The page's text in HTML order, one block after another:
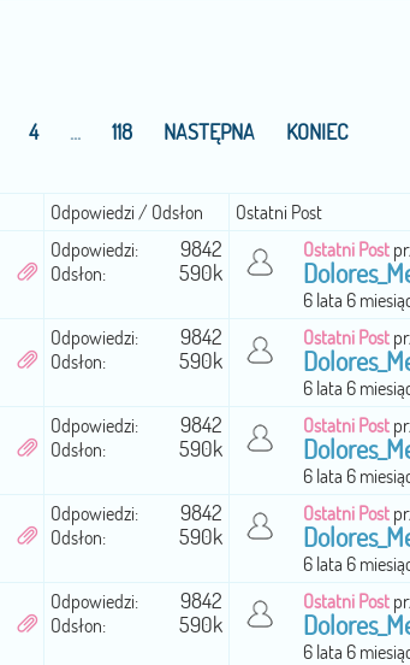
4 ... 118 NASTĘPNA KONIEC
Odpowiedzi / Odsłon Ostatni Post
Odpowiedzi: 9842
Odsłon: 590k
Ostatni Post
6 lata 6
Odpowiedzi: 9842
Odsłon: 590k
Ostatni Post
6 lata 6
Odpowiedzi: 9842
Odsłon: 590k
Ostatni Post
6 lata 6
Odpowiedzi: 9842
Odsłon: 590k
Ostatni Post
6 lata 6
Odpowiedzi: 9842
Odsłon: 590k
Ostatni Post
6 lata 6